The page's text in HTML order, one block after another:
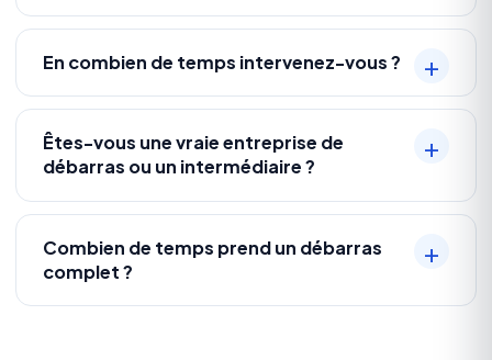
En combien de temps intervenez-vous ?
Êtes-vous une vraie entreprise de
débarras ou un intermédiaire ?
Combien de temps prend un débarras
complet ?